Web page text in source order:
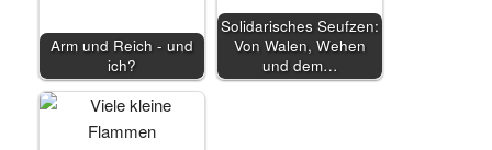
Arm und Reich - und
ich?
Solidarisches Seufzen:
Von Walen, Wehen
und dem…